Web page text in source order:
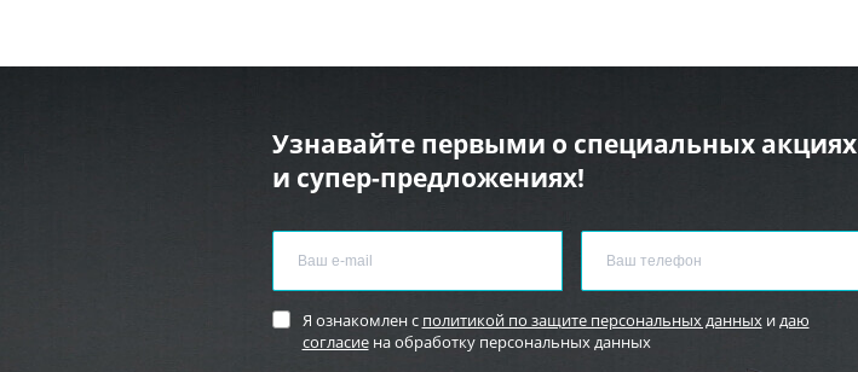
Узнавайте первыми о специальных акциях
и супер-предложениях!
Я ознакомлен с политикой по защите персональных данныхи даю
согласиена обработку персональных данных